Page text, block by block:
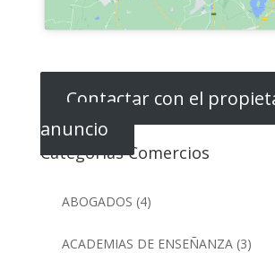
Contactar con el
anuncio
Categorias Comercios
ABOGADOS (4)
ACADEMIAS DE ENSEÑANZA(3)